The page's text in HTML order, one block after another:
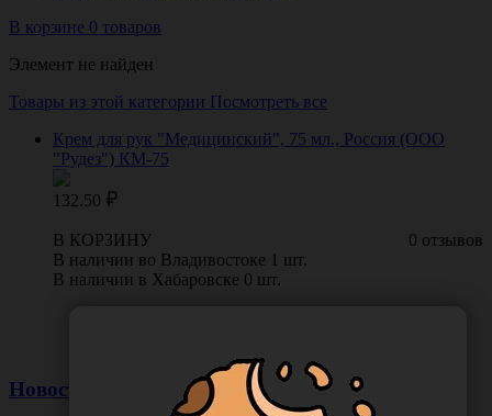
В корзине 0 товаров
Элемент не найден
Товары из этой категории Посмотреть все
Крем для рук "Медицинский", 75 мл., Россия (ООО
"Рудез") КМ-75
132.50
0 отзывов
В КОРЗИНУ
В наличии во Владивостоке 1 шт.
В наличии в Хабаровске 0 шт.
Новости